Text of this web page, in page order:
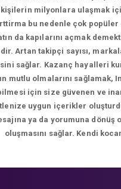
milyonlara ulaşmak
bu nedenle çok popüler
da kapılarını açmak
Artan takipçi sayısı,
sağlar. Kazanç hayalleri
mutlu olmalarını sağlamak,
için size güvenen ve
uygun içerikler
ya da yorumuna
oluşmasını sağlar. Kendi